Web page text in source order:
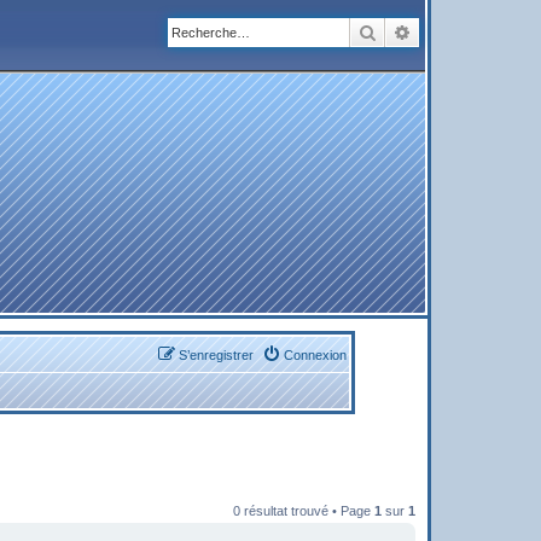
Rechercher
Connexion
S’enregistrer
0 résultat trouvé • Page 1 sur 1